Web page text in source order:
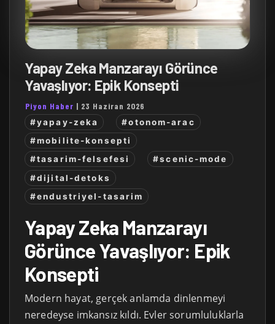
Yapay Zeka Manzarayı Görünce
Yavaşlıyor: Epik Konsepti
Piyon Haber | 23 Haziran 2026
#yapay-zeka
#otonom-arac
#mobilite-konsepti
#tasarim-felsefesi
#scenic-mode
#dijital-detoks
#endustriyel-tasarim
Yapay Zeka Manzarayı
Görünce Yavaşlıyor: Epik
Konsepti
Modern hayat, gerçek anlamda dinlenmeyi
neredeyse imkansız kıldı. Evler sorumluluklarla